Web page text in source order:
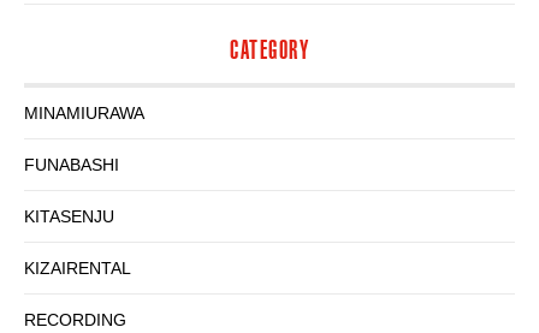
CATEGORY
MINAMIURAWA
FUNABASHI
KITASENJU
KIZAIRENTAL
RECORDING